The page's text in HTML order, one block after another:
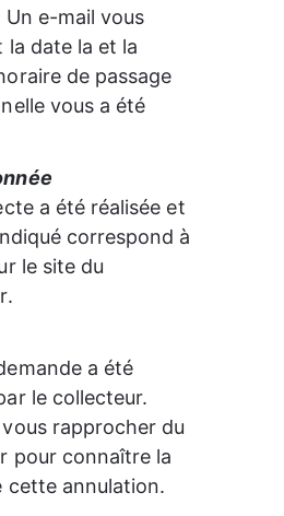
Un e-mail vous
la date la et la
de passage
vous a été
a été réalisée et
correspond à
le site du
a été
le collecteur.
vous rapprocher du
pour connaître la
cette annulation.